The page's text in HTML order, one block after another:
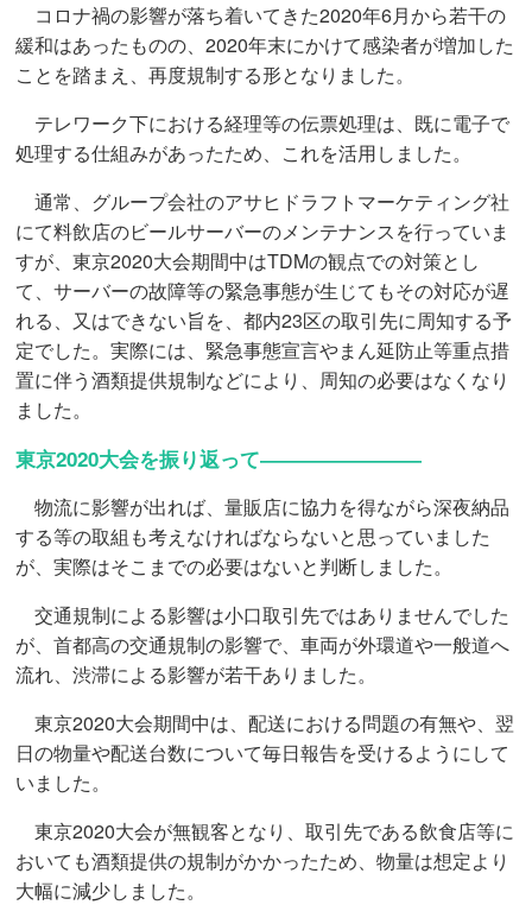
コロナ禍の影響が落ち着いてきた2020年6月から若干の
緩和はあったものの、2020年末にかけて感染者が増加した
ことを踏まえ、再度規制する形となりました。
テレワーク下における経理等の伝票処理は、既に電子で
処理する仕組みがあったため、これを活用しました。
通常、グループ会社のアサヒドラフトマーケティング社
にて料飲店のビールサーバーのメンテナンスを行っていま
すが、東京2020大会期間中はTDMの観点での対策とし
て、サーバーの故障等の緊急事態が生じてもその対応が遅
れる、又はできない旨を、都内23区の取引先に周知する予
定でした。実際には、緊急事態宣言やまん延防止等重点措
置に伴う酒類提供規制などにより、周知の必要はなくなり
ました。
東京2020大会を振り返って――――――――
物流に影響が出れば、量販店に協力を得ながら深夜納品
する等の取組も考えなければならないと思っていました
が、実際はそこまでの必要はないと判断しました。
交通規制による影響は小口取引先ではありませんでした
が、首都高の交通規制の影響で、車両が外環道や一般道へ
流れ、渋滞による影響が若干ありました。
東京2020大会期間中は、配送における問題の有無や、翌
日の物量や配送台数について毎日報告を受けるようにして
いました。
東京2020大会が無観客となり、取引先である飲食店等に
おいても酒類提供の規制がかかったため、物量は想定より
大幅に減少しました。